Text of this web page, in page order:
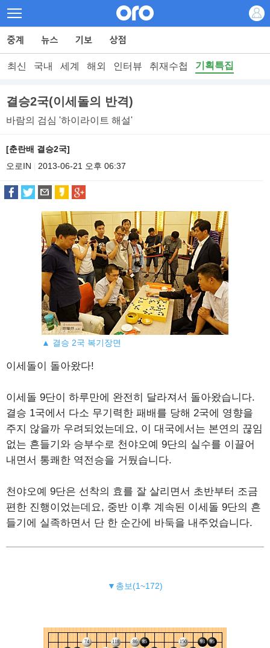
최신 국내 세계 해외 인터뷰 취재수첩 기획특집
결승2국(이세돌의 반격)
바람의 검심 '하이라이트 해설'
[춘란배 결승2국]
오로IN
2013-06-21 오후 06:37
▲ 결승 2국 복기장면
이세돌이 돌아왔다!
이세돌 9단이 하루만에 완전히 달라져서 돌아왔습니다.
결승 1국에서 다소 무기력한 패배를 당해 2국에 영향을
주지 않을까 우려되었는데요, 이 대국에서는 본연의 끊임
없는 흔들기와 승부수로 천야오예 9단의 실수를 이끌어
내면서 통쾌한 역전승을 거뒀습니다.
천야오예 9단은 선착의 효를 잘 살리면서 초반부터 조금
편한 진행이었는데요, 중반 이후 계속된 이세돌 9단의 흔
들기에 실족하면서 단 한 순간에 바둑을 내주었습니다.
▼총보(1~172)